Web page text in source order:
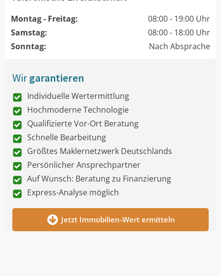
Montag - Freitag:
08:00 - 19:00 Uhr
Samstag:
08:00 - 18:00 Uhr
Sonntag:
Nach Absprache
Wirgarantieren
Individuelle Wertermittlung
Hochmoderne Technologie
Qualifizierte Vor-Ort Beratung
Schnelle Bearbeitung
Größtes Maklernetzwerk Deutschlands
Persönlicher Ansprechpartner
Auf Wunsch: Beratung zu Finanzierung
Express-Analyse möglich
Jetzt Immobilien-Wert ermitteln